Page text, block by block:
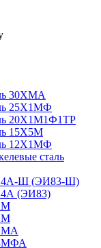
30ХМА
25Х1МФ
20Х1М1Ф1ТР
15Х5М
12Х1МФ
сталь
Ш (ЭИ83-Ш)
(ЭИ83)